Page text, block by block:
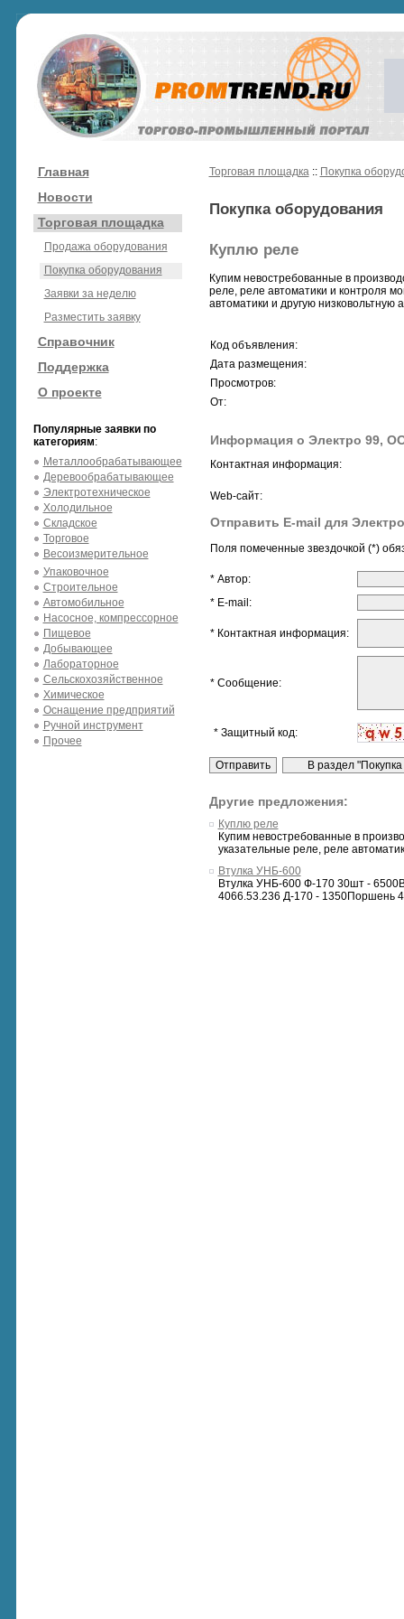
Главная
Новости
Торговая площадка
Продажа оборудования
Покупка оборудования
Заявки за неделю
Разместить заявку
Справочник
Поддержка
О проекте
Популярные заявки по
категориям:
Металлообрабатывающее
Деревообрабатывающее
Электротехническое
Холодильное
Складское
Торговое
Весоизмерительное
Упаковочное
Строительное
Автомобильное
Насосное, компрессорное
Пищевое
Добывающее
Лабораторное
Сельскохозяйственное
Химическое
Оснащение предприятий
Ручной инструмент
Прочее
Торговая площадка:: Покупка
Покупка оборудования
Куплю реле
Купим невостребованные в
реле, реле автоматики и контроля
автоматики и другую
Код объявления:
Дата размещения:
Просмотров:
От:
Информация о Электро 99,
Контактная информация:
Web-сайт:
Отправить E-mail для
Поля помеченные звездочкой (*)
* Автор:
* E-mail:
* Контактная информация:
* Сообщение:
* Защитный код:
Другие предложения:
Куплю реле
Купим невостребованные в
указательные реле, реле
Втулка УНБ-600
Втулка УНБ-600 Ф-170 30шт -
4066.53.236 Д-170 - 1350Поршень